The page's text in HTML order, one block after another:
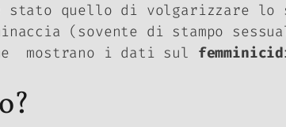
stato quello di volgarizzare lo
(sovente di stampo
mostrano i dati sul